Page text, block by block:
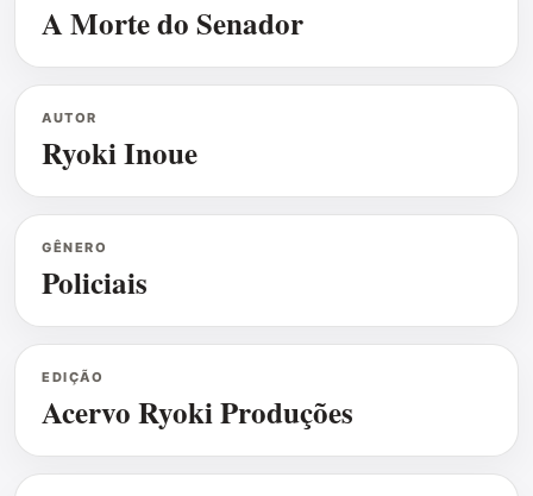
A Morte do Senador
AUTOR
Ryoki Inoue
GÊNERO
Policiais
EDIÇÃO
Acervo Ryoki Produções